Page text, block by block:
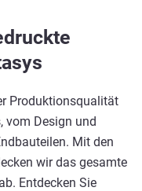
Produktionsqualität
vom Design und
Mit den
wir das gesamte
Entdecken Sie